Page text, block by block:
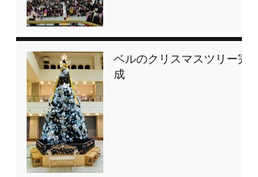
ベルのクリスマスツリー完
成